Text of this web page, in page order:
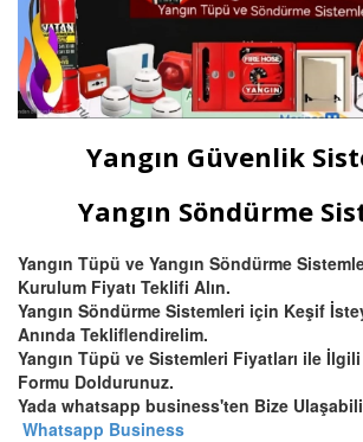
Yangın Güvenlik
Yangın Söndürme
Yangın Tüpü ve Yangın Söndürme
Kurulum Fiyatı Teklifi Alın.
Yangın Söndürme Sistemleri için Keşif
Anında Tekliflendirelim.
Yangın Tüpü ve Sistemleri Fiyatları ile
Formu Doldurunuz.
Yada whatsapp business'ten Bize
Whatsapp Business